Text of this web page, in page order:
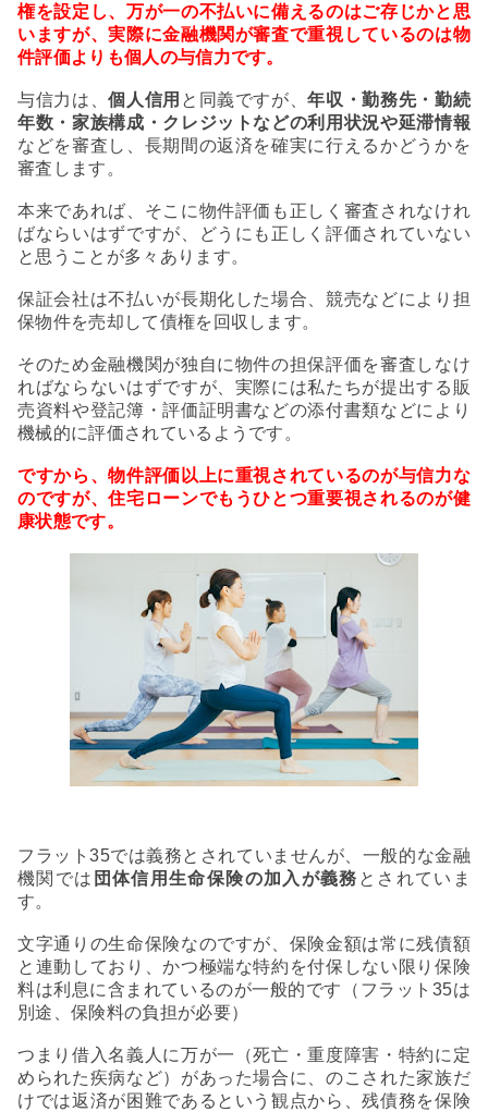
権を設定し、万が一の不払いに備えるのはご存じかと思
いますが、実際に金融機関が審査で重視しているのは物
件評価よりも個人の与信力です。
与信力は、個人信用 と同義ですが、年収・勤務先・勤続
年数・家族構成・クレジットなどの利用状況や延滞情報
などを審査し、長期間の返済を確実に行えるかどうかを
審査します。
本来であれば、そこに物件評価も正しく審査されなけれ
ばならいはずですが、どうにも正しく評価されていない
と思うことが多々あります。
保証会社は不払いが長期化した場合、競売などにより担
保物件を売却して債権を回収します。
そのため金融機関が独自に物件の担保評価を審査しなけ
ればならないはずですが、実際には私たちが提出する販
売資料や登記簿・評価証明書などの添付書類などにより
機械的に評価されているようです。
ですから、物件評価以上に重視されているのが与信力な
のですが、住宅ローンでもうひとつ重要視されるのが健
康状態です。
フラット35では義務とされていませんが、一般的な金融
機関では 団体信用生命保険の加入が義務 とされていま
す。
文字通りの生命保険なのですが、保険金額は常に残債額
と連動しており、かつ極端な特約を付保しない限り保険
料は利息に含まれているのが一般的です（フラット35は
別途、保険料の負担が必要）
つまり借入名義人に万が一（死亡・重度障害・特約に定
められた疾病など）があった場合に、のこされた家族だ
けでは返済が困難であるという観点から、残債務を保険